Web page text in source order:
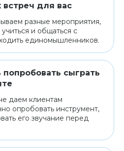
для вас
разные мероприятия,
и общаться с
единомышленников.
сыграть
даем клиентам
опробовать инструмент,
его звучание перед